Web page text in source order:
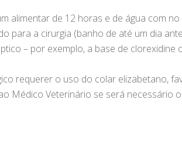
alimentar de 12 horas e de água com
para a cirurgia (banho de até um dia
– por exemplo, a base de clorexidine
requerer o uso do colar elizabetano,
Médico Veterinário se será necessário